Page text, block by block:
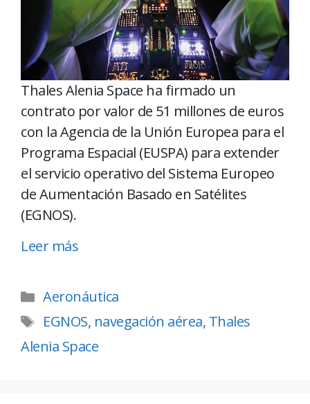
Thales Alenia Space ha firmado un
contrato por valor de 51 millones de euros
con la Agencia de la Unión Europea para el
Programa Espacial (EUSPA) para extender
el servicio operativo del Sistema Europeo
de Aumentación Basado en Satélites
(EGNOS).
Leer más
Aeronáutica
EGNOS, navegación aérea, Thales
Alenia Space